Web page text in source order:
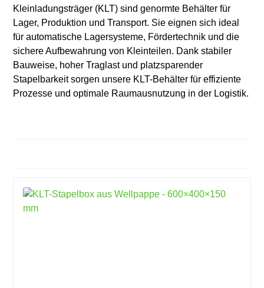
Kleinladungsträger (KLT) sind genormte Behälter für
Lager, Produktion und Transport. Sie eignen sich ideal
für automatische Lagersysteme, Fördertechnik und die
sichere Aufbewahrung von Kleinteilen. Dank stabiler
Bauweise, hoher Traglast und platzsparender
Stapelbarkeit sorgen unsere KLT-Behälter für effiziente
Prozesse und optimale Raumausnutzung in der Logistik.